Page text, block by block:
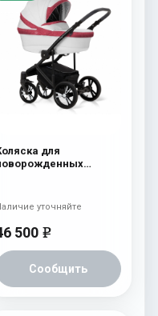
для
500 e
Сообщить
уточняйте